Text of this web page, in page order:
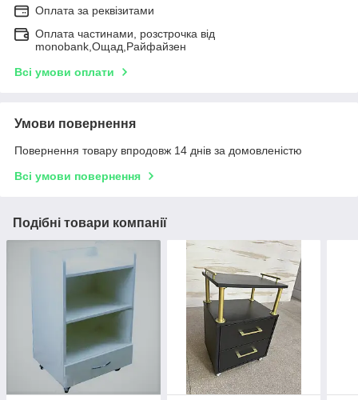
Оплата за реквізитами
Оплата частинами, розстрочка від
monobank,Ощад,Райфайзен
Всі умови оплати
Умови повернення
Повернення товару впродовж 14 днів за домовленістю
Всі умови повернення
Подібні товари компанії